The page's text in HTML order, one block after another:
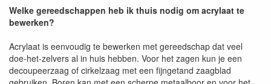
Welke gereedschappen heb ik thuis nodig om acrylaat te
bewerken?
Acrylaat is eenvoudig te bewerken met gereedschap dat veel
doe-het-zelvers al in huis hebben. Voor het zagen kun je een
decoupeerzaag of cirkelzaag met een fijngetand zaagblad